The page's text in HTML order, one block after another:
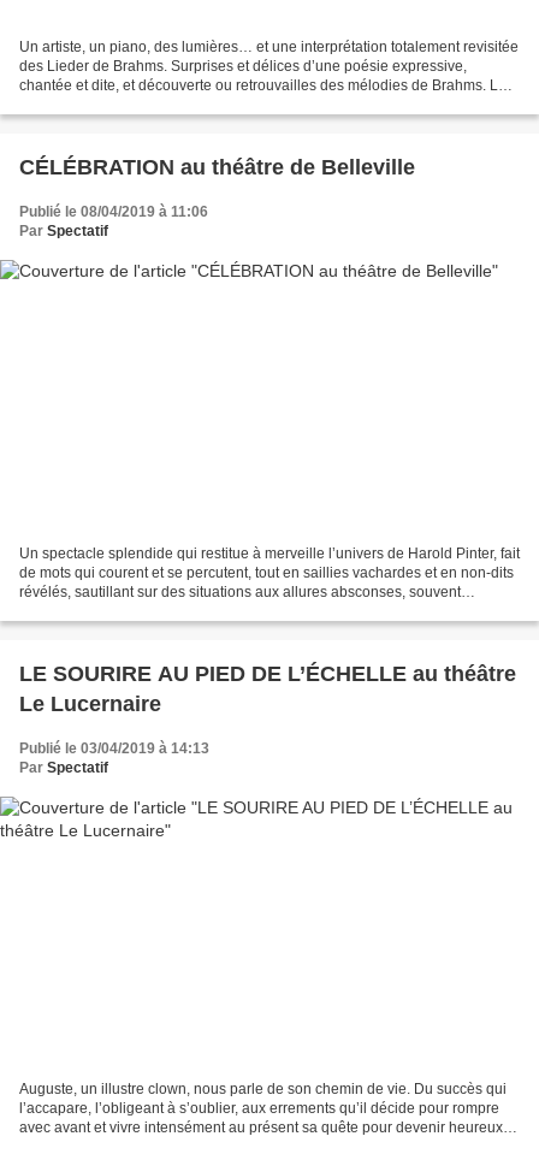
Un artiste, un piano, des lumières… et une interprétation totalement revisitée
des Lieder de Brahms. Surprises et délices d’une poésie expressive,
chantée et dite, et découverte ou retrouvailles des mélodies de Brahms. Les
CÉLÉBRATION au théâtre de Belleville
Publié le 08/04/2019 à 11:06
Par Spectatif
Un spectacle splendide qui restitue à merveille l’univers de Harold Pinter, fait
de mots qui courent et se percutent, tout en saillies vachardes et en non-dits
révélés, sautillant sur des situations aux allures absconses, souvent
LE SOURIRE AU PIED DE L’ÉCHELLE au théâtre
Le Lucernaire
Publié le 03/04/2019 à 14:13
Par Spectatif
Auguste, un illustre clown, nous parle de son chemin de vie. Du succès qui
l’accapare, l’obligeant à s’oublier, aux errements qu’il décide pour rompre
avec avant et vivre intensément au présent sa quête pour devenir heureux,